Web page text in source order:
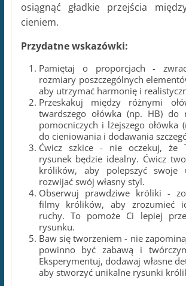
osiągnąć gładkie przejścia
cieniem.
Przydatne wskazówki:
Pamiętaj o proporcjach -
rozmiary poszczególnych
aby utrzymać harmonię i
Przeskakuj między różnymi
twardszego ołówka (np. HB) do
pomocniczych i lżejszego ołówka
do cieniowania i dodawania
Ćwicz szkice - nie oczekuj, że
rysunek będzie idealny. Ćwicz
królików, aby polepszyć swoje
rozwijać swój własny styl.
Obserwuj prawdziwe króliki -
filmy królików, aby zrozumieć
ruchy. To pomoże Ci lepiej
rysunku.
Baw się tworzeniem - nie
powinno być zabawą i
Eksperymentuj, dodawaj własne
aby stworzyć unikalne rysunki